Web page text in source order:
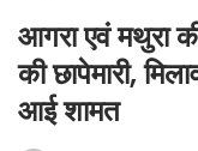
आगरा एवं मथुरा
की छापेमारी,
आई शामत